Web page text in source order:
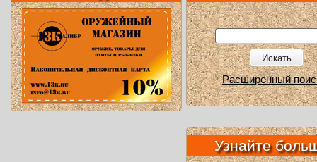
Искать
Расширенный
Узнайте